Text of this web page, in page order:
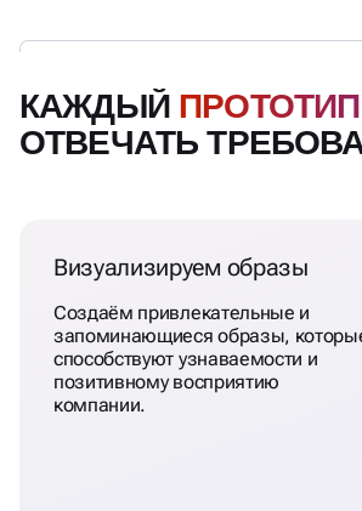
КАЖДЫЙ ПРОТОТИП
ОТВЕЧАТЬ
Визуализируем образы
Создаём привлекательные и
запоминающиеся образы,
способствуют узнаваемости и
позитивному восприятию
компании.